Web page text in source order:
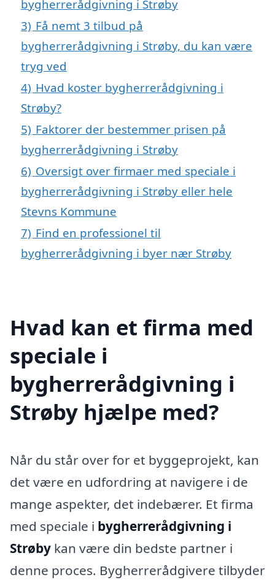
bygherrerådgivning i Strøby
3) Få nemt 3 tilbud på
bygherrerådgivning i Strøby, du kan være
tryg ved
4) Hvad koster bygherrerådgivning i
Strøby?
5) Faktorer der bestemmer prisen på
bygherrerådgivning i Strøby
6) Oversigt over firmaer med speciale i
bygherrerådgivning i Strøby eller hele
Stevns Kommune
7) Find en professionel til
bygherrerådgivning i byer nær Strøby
Hvad kan et firma med
speciale i
bygherrerådgivning i
Strøby hjælpe med?
Når du står over for et byggeprojekt, kan
det være en udfordring at navigere i de
mange aspekter, det indebærer. Et firma
med speciale i bygherrerådgivning i
Strøby kan være din bedste partner i
denne proces. Bygherrerådgivere tilbyder